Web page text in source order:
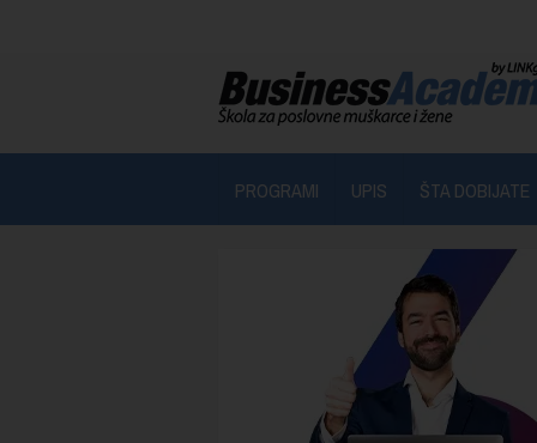
PROGRAMI UPIS ŠTA DOBIJATE